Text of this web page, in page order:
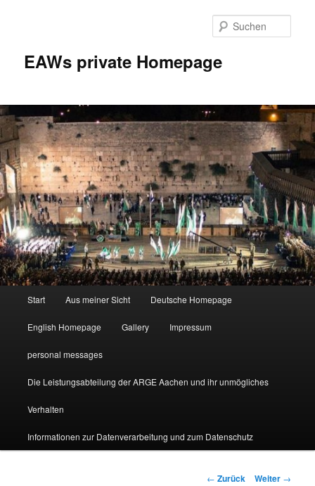
EAWs private Homepage
Start Aus meiner Sicht Deutsche Homepage
English Homepage Gallery Impressum
personal messages
Die Leistungsabteilung der ARGE Aachen und ihr unmögliches
Verhalten
Informationen zur Datenverarbeitung und zum Datenschutz
Beitragsnavigation
← Zurück Weiter →